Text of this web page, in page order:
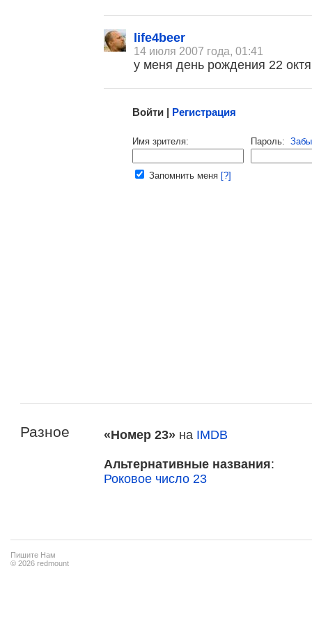
life4beer
14 июля 2007 года, 01:41
у меня день рождения 22
Малосодержательные и грубые отзывы нещадно
Войти | Регистрация
Имя зрителя: Пароль:
Запомнить меня [?]
Разное «Номер 23» на IMDB
Альтернативные названия:
Роковое число 23
Пишите Нам
© 2026 redmount